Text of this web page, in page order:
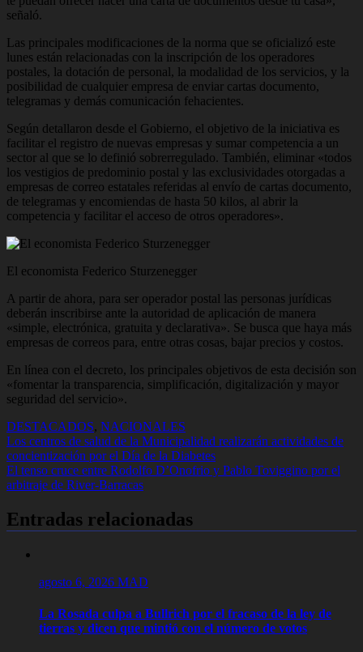
señaló.
Las principales modificaciones de la norma que se oficializó este
lunes están relacionadas con la inscripción de los operadores
postales, la dotación de personal, la modalidad de los servicios, y la
posibilidad de cualquier empresa de enviar cartas documento,
telegramas y demás comunicación fehacientes.
Según detallaron desde el Gobierno, el objetivo de la iniciativa es
facilitar el registro de nuevas empresas y sumar competencia a un
sector al que se lo definió sobrerregulado. También, eliminar «todos
los vestigios de predominio postal y las exclusividades otorgadas a
empresas de correo estatales referidas al envío de cartas documento,
de telegramas y encomiendas de hasta 50 kilos, al abrir la
competencia y facilitar el acceso de otros operadores».
El economista Federico Sturzenegger
A partir de ahora, para ser operador postal las personas jurídicas
deberán inscribirse ante la autoridad de aplicación de manera
«simple, electrónica, gratuita y declarativa». Se busca que haya más
empresas de correos para, entre otras cosas, bajar precios y costos.
En línea con el decreto, los principales objetivos de esta decisión son
«fomentar la transparencia, simplificación, digitalización y mayor
seguridad del servicio».
DESTACADOS, NACIONALES
Navegación
de
entradas
Los centros de salud de la Municipalidad realizarán actividades de
concientización por el Día de la Diabetes
El tenso cruce entre Rodolfo D’Onofrio y Pablo Toviggino por el
arbitraje de River-Barracas
Entradas relacionadas
agosto 6, 2026 MAD
La Rosada culpa a Bullrich por el fracaso de la ley de
tierras y dicen que mintió con el número de votos